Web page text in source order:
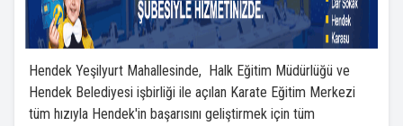
Hendek Yeşilyurt Mahallesinde, Halk Eğitim Müdürlüğü ve
Hendek Belediyesi işbirliği ile açılan Karate Eğitim Merkezi
tüm hızıyla Hendek'in başarısını geliştirmek için tüm